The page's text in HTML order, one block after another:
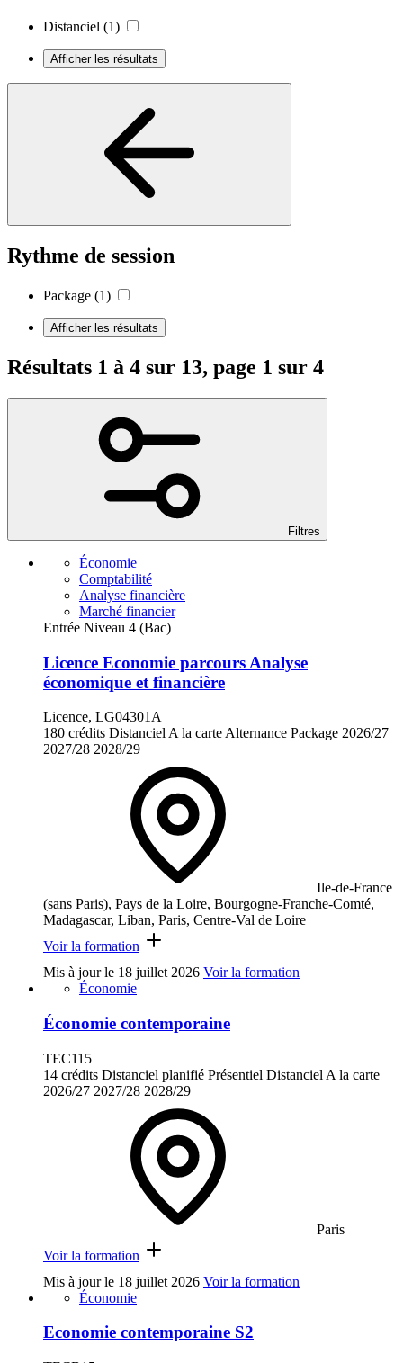
Distanciel (1)
Afficher les résultats
Rythme de session
Package (1)
Afficher les résultats
Résultats 1 à 4 sur 13, page 1 sur 4
Filtres
Économie
Comptabilité
Analyse financière
Marché financier
Entrée Niveau 4 (Bac)
Licence Economie parcours Analyse
économique et financière
Licence, LG04301A
180 crédits Distanciel A la carte Alternance Package 2026/27
2027/28 2028/29
Ile-de-France
(sans Paris), Pays de la Loire, Bourgogne-Franche-Comté,
Madagascar, Liban, Paris, Centre-Val de Loire
Voir la formation
Mis à jour le 18 juillet 2026 Voir la formation
Économie
Économie contemporaine
TEC115
14 crédits Distanciel planifié Présentiel Distanciel A la carte
2026/27 2027/28 2028/29
Paris
Voir la formation
Mis à jour le 18 juillet 2026 Voir la formation
Économie
Economie contemporaine S2